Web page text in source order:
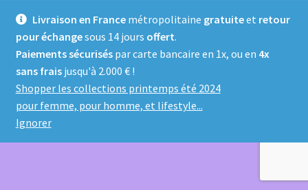
Livraison en France métropolitaine gratuiteet retour
pour échangesous 14 jours offert.
Paiements sécuriséspar carte bancaire en 1x, ou en 4x
sans fraisjusqu'à 2.000 € !
Shopper les collections printemps été 2024
pour femme, pour homme, et lifestyle...
Ignorer